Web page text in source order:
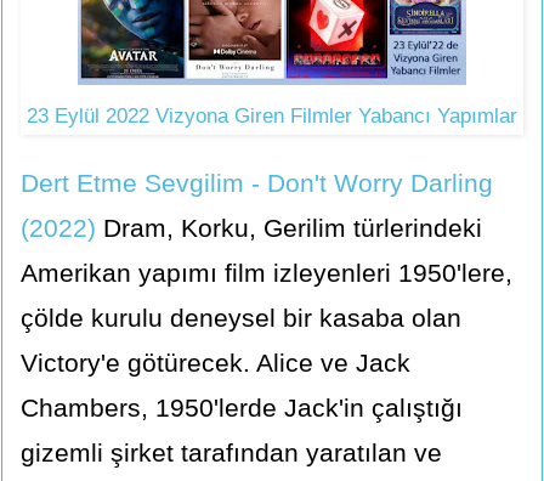
23 Eylül 2022 Vizyona Giren Filmler Yabancı Yapımlar
Dert Etme Sevgilim - Don't Worry Darling
(2022) Dram, Korku, Gerilim türlerindeki
Amerikan yapımı film izleyenleri 1950'lere,
çölde kurulu deneysel bir kasaba olan
Victory'e götürecek. Alice ve Jack
Chambers, 1950'lerde Jack'in çalıştığı
gizemli şirket tarafından yaratılan ve